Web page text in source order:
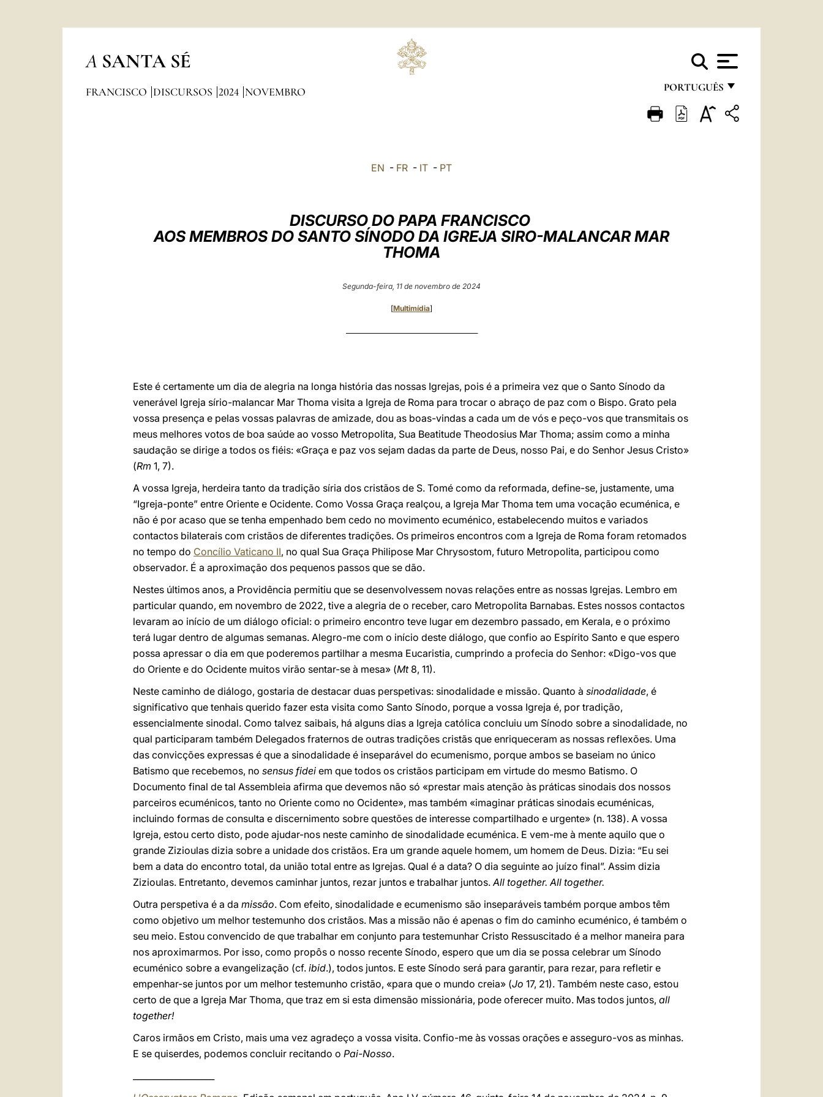
A SANTA SÉ
PORTUGUÊS
FRANÇAIS
DEUTSCH
FRANCISCO DISCURSOS 2024 NOVEMBRO
EN - FR - IT - PT
DISCURSO DO PAPA FRANCISCO
AOS MEMBROS DO SANTO SÍNODO DA IGREJA SIRO-MALANCAR MAR
THOMA
Segunda-feira, 11 de novembro de 2024
[Multimídia]
Este é certamente um dia de alegria na longa história das nossas Igrejas, pois é a primeira vez que o Santo Sínodo da
venerável Igreja sírio-malancar Mar Thoma visita a Igreja de Roma para trocar o abraço de paz com o Bispo. Grato pela
vossa presença e pelas vossas palavras de amizade, dou as boas-vindas a cada um de vós e peço-vos que transmitais os
meus melhores votos de boa saúde ao vosso Metropolita, Sua Beatitude Theodosius Mar Thoma; assim como a minha
saudação se dirige a todos os fiéis: «Graça e paz vos sejam dadas da parte de Deus, nosso Pai, e do Senhor Jesus Cristo»
(Rm 1, 7).
A vossa Igreja, herdeira tanto da tradição síria dos cristãos de S. Tomé como da reformada, define-se, justamente, uma
“Igreja-ponte” entre Oriente e Ocidente. Como Vossa Graça realçou, a Igreja Mar Thoma tem uma vocação ecuménica, e
não é por acaso que se tenha empenhado bem cedo no movimento ecuménico, estabelecendo muitos e variados
contactos bilaterais com cristãos de diferentes tradições. Os primeiros encontros com a Igreja de Roma foram retomados
no tempo do Concílio Vaticano II, no qual Sua Graça Philipose Mar Chrysostom, futuro Metropolita, participou como
observador. É a aproximação dos pequenos passos que se dão.
Nestes últimos anos, a Providência permitiu que se desenvolvessem novas relações entre as nossas Igrejas. Lembro em
particular quando, em novembro de 2022, tive a alegria de o receber, caro Metropolita Barnabas. Estes nossos contactos
levaram ao início de um diálogo oficial: o primeiro encontro teve lugar em dezembro passado, em Kerala, e o próximo
terá lugar dentro de algumas semanas. Alegro-me com o início deste diálogo, que confio ao Espírito Santo e que espero
possa apressar o dia em que poderemos partilhar a mesma Eucaristia, cumprindo a profecia do Senhor: «Digo-vos que
do Oriente e do Ocidente muitos virão sentar-se à mesa» (Mt 8, 11).
Neste caminho de diálogo, gostaria de destacar duas perspetivas: sinodalidade e missão. Quanto à sinodalidade, é
significativo que tenhais querido fazer esta visita como Santo Sínodo, porque a vossa Igreja é, por tradição,
essencialmente sinodal. Como talvez saibais, há alguns dias a Igreja católica concluiu um Sínodo sobre a sinodalidade, no
qual participaram também Delegados fraternos de outras tradições cristãs que enriqueceram as nossas reflexões. Uma
das convicções expressas é que a sinodalidade é inseparável do ecumenismo, porque ambos se baseiam no único
Batismo que recebemos, no sensus fidei em que todos os cristãos participam em virtude do mesmo Batismo. O
Documento final de tal Assembleia afirma que devemos não só «prestar mais atenção às práticas sinodais dos nossos
parceiros ecuménicos, tanto no Oriente como no Ocidente», mas também «imaginar práticas sinodais ecuménicas,
incluindo formas de consulta e discernimento sobre questões de interesse compartilhado e urgente» (n. 138). A vossa
Igreja, estou certo disto, pode ajudar-nos neste caminho de sinodalidade ecuménica. E vem-me à mente aquilo que o
grande Zizioulas dizia sobre a unidade dos cristãos. Era um grande aquele homem, um homem de Deus. Dizia: “Eu sei
bem a data do encontro total, da união total entre as Igrejas. Qual é a data? O dia seguinte ao juízo final”. Assim dizia
Zizioulas. Entretanto, devemos caminhar juntos, rezar juntos e trabalhar juntos.All together. All together.
Outra perspetiva é a da missão. Com efeito, sinodalidade e ecumenismo são inseparáveis também porque ambos têm
como objetivo um melhor testemunho dos cristãos. Mas a missão não é apenas o fim do caminho ecuménico, é também o
seu meio. Estou convencido de que trabalhar em conjunto para testemunhar Cristo Ressuscitado é a melhor maneira para
nos aproximarmos. Por isso, como propôs o nosso recente Sínodo, espero que um dia se possa celebrar um Sínodo
ecuménico sobre a evangelização (cf. ibid.), todos juntos. E este Sínodo será para garantir, para rezar, para refletir e
empenhar-se juntos por um melhor testemunho cristão, «para que o mundo creia» (Jo 17, 21). Também neste caso, estou
certo de que a Igreja Mar Thoma, que traz em si esta dimensão missionária, pode oferecer muito. Mas todos juntos, all
together!
Caros irmãos em Cristo, mais uma vez agradeço a vossa visita. Confio-me às vossas orações e asseguro-vos as minhas.
E se quiserdes, podemos concluir recitando o Pai-Nosso.